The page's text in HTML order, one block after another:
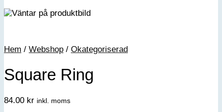
Hem / Webshop / Okategoriserad
Square Ring
84.00 kr inkl. moms